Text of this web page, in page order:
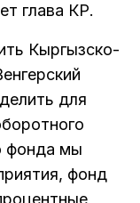
глава КР.
Кыргызско-
для
фонда мы
фонд